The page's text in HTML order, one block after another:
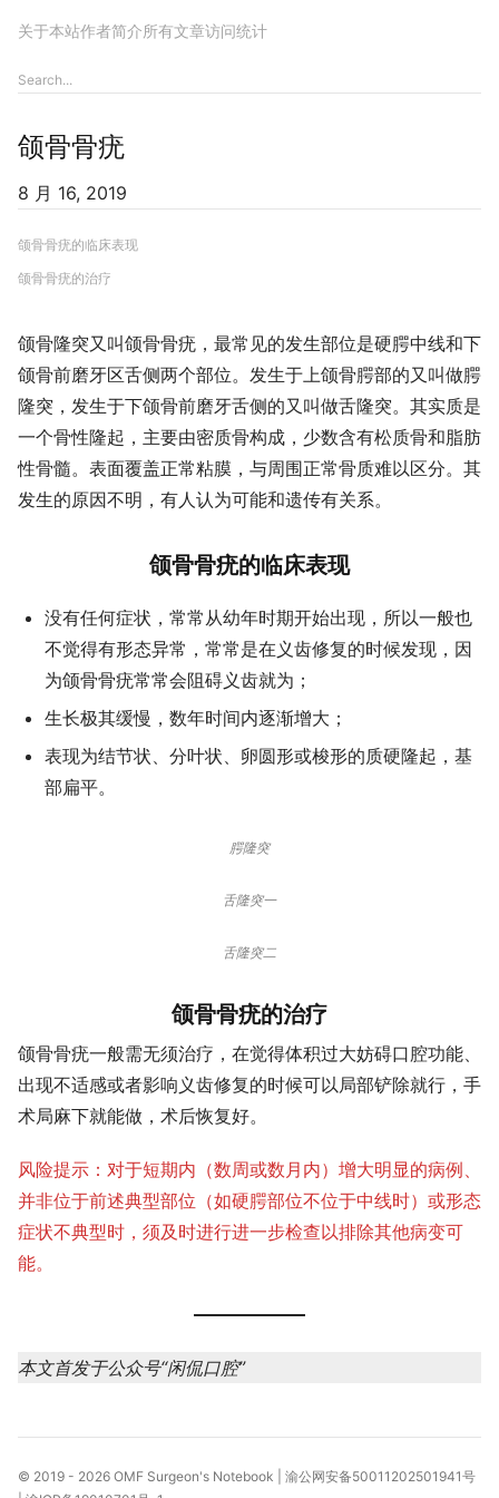
关于本站作者简介所有文章访问统计
颌骨骨疣
8 月 16, 2019
颌骨骨疣的临床表现
颌骨骨疣的治疗
颌骨隆突又叫颌骨骨疣，最常见的发生部位是硬腭中线和下
颌骨前磨牙区舌侧两个部位。发生于上颌骨腭部的又叫做腭
隆突，发生于下颌骨前磨牙舌侧的又叫做舌隆突。其实质是
一个骨性隆起，主要由密质骨构成，少数含有松质骨和脂肪
性骨髓。表面覆盖正常粘膜，与周围正常骨质难以区分。其
发生的原因不明，有人认为可能和遗传有关系。
颌骨骨疣的临床表现
没有任何症状，常常从幼年时期开始出现，所以一般也
不觉得有形态异常，常常是在义齿修复的时候发现，因
为颌骨骨疣常常会阻碍义齿就为；
生长极其缓慢，数年时间内逐渐增大；
表现为结节状、分叶状、卵圆形或梭形的质硬隆起，基
部扁平。
腭隆突
舌隆突一
舌隆突二
颌骨骨疣的治疗
颌骨骨疣一般需无须治疗，在觉得体积过大妨碍口腔功能、
出现不适感或者影响义齿修复的时候可以局部铲除就行，手
术局麻下就能做，术后恢复好。
风险提示：对于短期内（数周或数月内）增大明显的病例、
并非位于前述典型部位（如硬腭部位不位于中线时）或形态
症状不典型时，须及时进行进一步检查以排除其他病变可
能。
本文首发于公众号“闲侃口腔”
© 2019 - 2026 OMF Surgeon's Notebook
渝公网安备50011202501941号